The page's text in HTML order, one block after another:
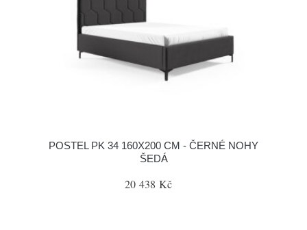
POSTEL PK 34 160X200 CM - ČERNÉ NOHY
ŠEDÁ
20 438 Kč